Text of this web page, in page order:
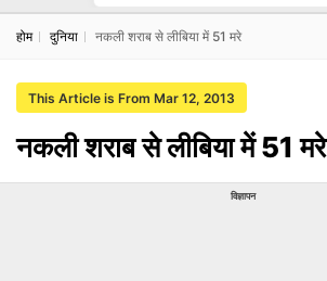
होम दुनिया नकली शराब से लीबिया में 51 मरे
This Article is From Mar 12, 2013
नकली शराब से लीबिया में 51 मरे
विज्ञापन